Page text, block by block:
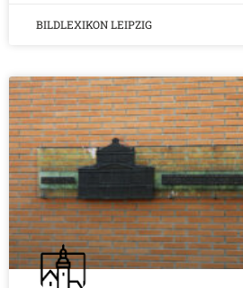
BILDLEXIKON LEIPZIG